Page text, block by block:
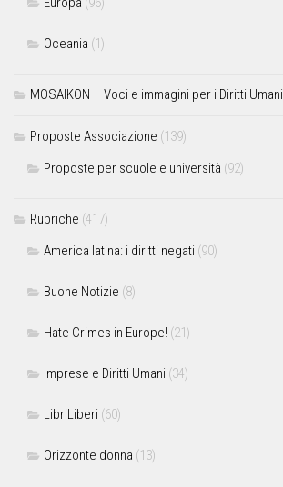
Oceania (1)
MOSAIKON – Voci e immagini per i Diritti Umani
Proposte Associazione (139)
Proposte per scuole e università (92)
Rubriche (417)
America latina: i diritti negati (90)
Buone Notizie (8)
Hate Crimes in Europe! (21)
Imprese e Diritti Umani (34)
LibriLiberi (60)
Orizzonte donna (13)